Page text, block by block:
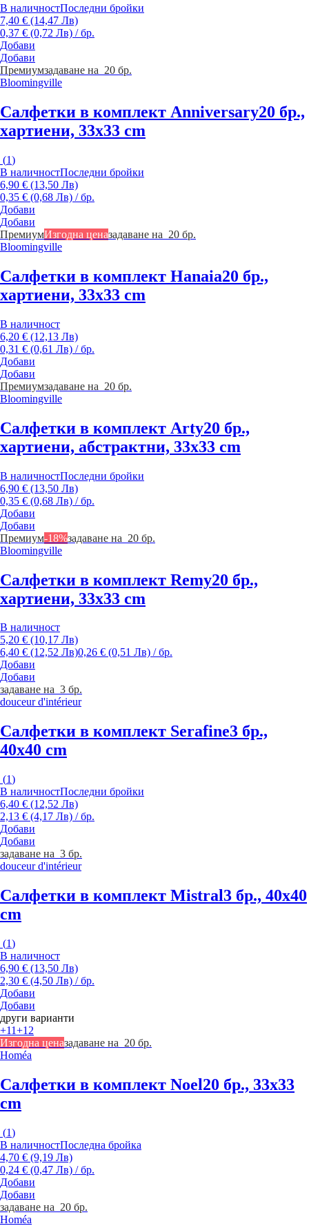
В наличностПоследни бройки
7,40 € (14,47 Лв)
0,37 € (0,72 Лв) / бр.
Добави
Добави
Премиумзадаване на 20 бр.
Bloomingville
Салфетки в комплект Anniversary20 бр.,
хартиени, 33x33 cm
(1)
В наличностПоследни бройки
6,90 € (13,50 Лв)
0,35 € (0,68 Лв) / бр.
Добави
Добави
ПремиумИзгодна ценазадаване на 20 бр.
Bloomingville
Салфетки в комплект Hanaia20 бр.,
хартиени, 33x33 cm
В наличност
6,20 € (12,13 Лв)
0,31 € (0,61 Лв) / бр.
Добави
Добави
Премиумзадаване на 20 бр.
Bloomingville
Салфетки в комплект Arty20 бр.,
хартиени, абстрактни, 33x33 cm
В наличностПоследни бройки
6,90 € (13,50 Лв)
0,35 € (0,68 Лв) / бр.
Добави
Добави
Премиум-18%задаване на 20 бр.
Bloomingville
Салфетки в комплект Remy20 бр.,
хартиени, 33x33 cm
В наличност
5,20 € (10,17 Лв)
6,40 € (12,52 Лв)0,26 € (0,51 Лв) / бр.
Добави
Добави
задаване на 3 бр.
douceur d'intérieur
Салфетки в комплект Serafine3 бр.,
40x40 cm
(1)
В наличностПоследни бройки
6,40 € (12,52 Лв)
2,13 € (4,17 Лв) / бр.
Добави
Добави
задаване на 3 бр.
douceur d'intérieur
Салфетки в комплект Mistral 3 бр., 40x40
cm
(1)
В наличност
6,90 € (13,50 Лв)
2,30 € (4,50 Лв) / бр.
Добави
Добави
други варианти
+11+12
Изгодна ценазадаване на 20 бр.
Homéa
Салфетки в комплект Noel20 бр., 33x33
cm
(1)
В наличностПоследна бройка
4,70 € (9,19 Лв)
0,24 € (0,47 Лв) / бр.
Добави
Добави
задаване на 20 бр.
Homéa